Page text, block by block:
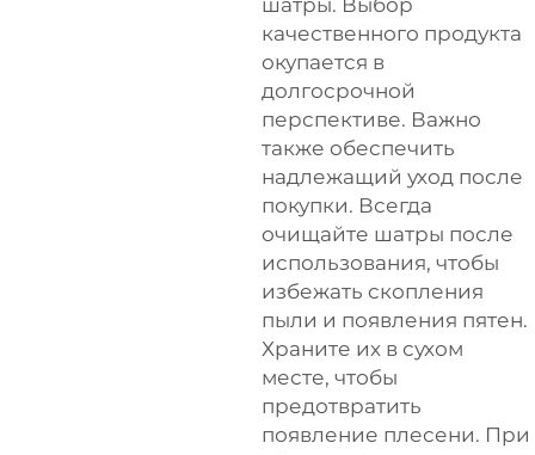
качественного продукта
окупается в
долгосрочной
перспективе. Важно
также обеспечить
надлежащий уход после
покупки. Всегда
очищайте шатры после
использования, чтобы
избежать скопления
пыли и появления пятен.
Храните их в сухом
месте, чтобы
предотвратить
появление плесени. При